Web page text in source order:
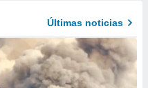
Últimas noticias